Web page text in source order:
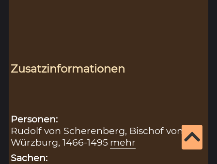
Zusatzinformationen
Personen:
Rudolf von Scherenberg, Bischof von
Würzburg, 1466-1495 mehr
Sachen: